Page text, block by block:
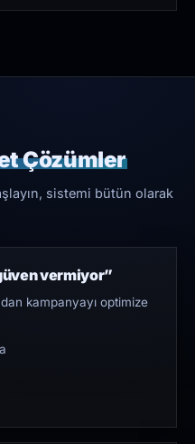
Çözümler
sistemi bütün olarak
vermiyor”
kampanyayı optimize